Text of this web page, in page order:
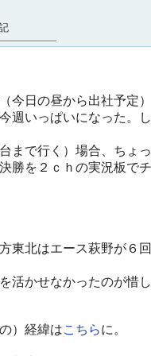
今日の昼から出社予定
週いっぱいになった。
まで行く）場合、ちょ
勝を２ｃｈの実況板で
東北はエース萩野が６
活かせなかったのが惜し
）経緯はこちらに。